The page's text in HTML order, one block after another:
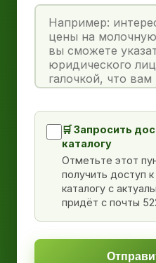
🛒 Запросить
каталогу
Отметьте этот
получить доступ
каталогу с
придёт с почты